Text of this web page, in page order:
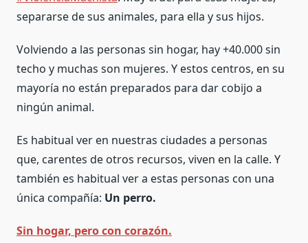
separarse de sus animales, para ella y sus hijos.
Volviendo a las personas sin hogar, hay +40.000 sin
techo y muchas son mujeres. Y estos centros, en su
mayoría no están preparados para dar cobijo a
ningún animal.
Es habitual ver en nuestras ciudades a personas
que, carentes de otros recursos, viven en la calle. Y
también es habitual ver a estas personas con una
única compañía: Un perro.
Sin hogar, pero con corazón.